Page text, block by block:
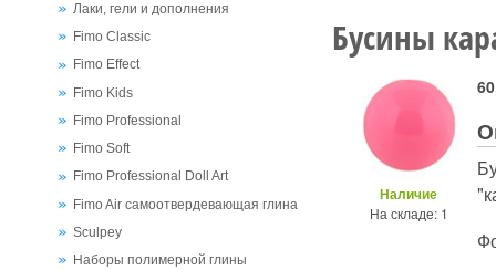
Лаки, гели и дополнения
Fimo Classic
Fimo Effect
Fimo Kids
Fimo Professional
Fimo Soft
Fimo Professional Doll Art
Fimo Air самоотвердевающая глина
Sculpey
Наборы полимерной глины
Бусины
Наличие
На складе: 1